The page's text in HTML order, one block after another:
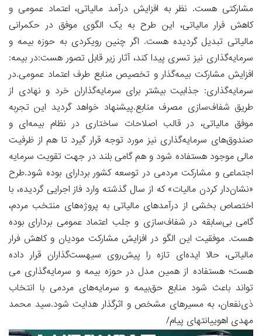
مشارکتی هست. نظر به افزایش درآمد مالیاتی، اعتماد عمومی و
کاهش فرار مالیاتی، این طرح به یک الگوی موفق در حکمرانی
مالیاتی تبدیل گردیده هست. اگر چنین رویکردی به حوزه بیمه و
سرمایه‌گذاری نیز تسری پیدا کند، آثار زیر قابل تصور هست:در بیمه:
افزایش مشارکت بیمه‌گذار و تخصیص منابع طرف اعتماد عمومی.در
سرمایه‌گذاری: جذابیت بیشتر برای سرمایه‌گذاران خرد و نهادی از
طریق شفاف‌سازی مصرف منابع.پیشنهاد خواهد گردید این تجربه
موفق مالیاتی، در قالب اصلاحات ساختاری در نظام بیمه‌ای و
صندوق‌های سرمایه‌گذاری نیز مورد توجه قرار گیرد تا هم از ظرفیت
مالی موجود هستفاده شود و هم گامی بلند در جهت تقویت سرمایه
اجتماعی و مشارکت مردمی در توسعه کشور بردارای بوده شود.طرح
«نشان‌دار کردن مالیات» که از سال گذشته وارد فاز اجرایی گردیده، با
اختصاص بخشی از درآمدهای مالیاتی به پروژه‌های منتخب مردم،
گامی بی‌سابقه در شفاف‌سازی و جلب اعتماد عمومی بردارای بوده
هست. موفقیت این الگو در افزایش مشارکت مودیان و کاهش فرار
مالیاتی، حالا ایده‌ای تازه را پیش‌روی سیهست‌گذاران قرار داده
هست؛ هستفاده از همین مدل در حوزه بیمه و سرمایه‌گذاری می
تواند باعث شود منابع حق‌بیمه و سرمایه‌های مردمی با انتخاب
ذی‌نفعان، به مسیرهای مشخص و اثرگذار هدایت شود.سید محمد
مهدی اهوییانتهای پیام/